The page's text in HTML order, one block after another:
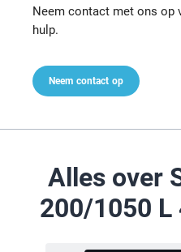
Neem contact met ons op
hulp.
Neem contact op
Alles over
200/1050 L